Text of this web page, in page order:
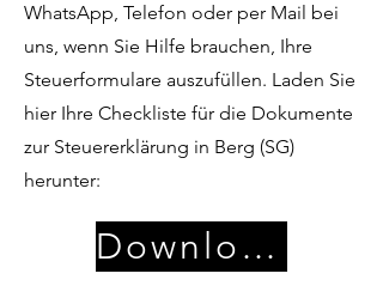
WhatsApp, Telefon oder per Mail bei
uns, wenn Sie Hilfe brauchen, Ihre
Steuerformulare auszufüllen. Laden Sie
hier Ihre Checkliste für die Dokumente
zur Steuererklärung in Berg (SG)
herunter:
Download